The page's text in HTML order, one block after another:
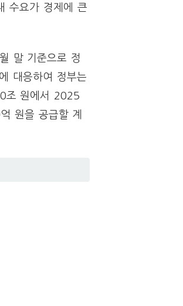
수요가 경제에 큰
말 기준으로 정
대응하여 정부는
조 원에서 2025
원을 공급할 계